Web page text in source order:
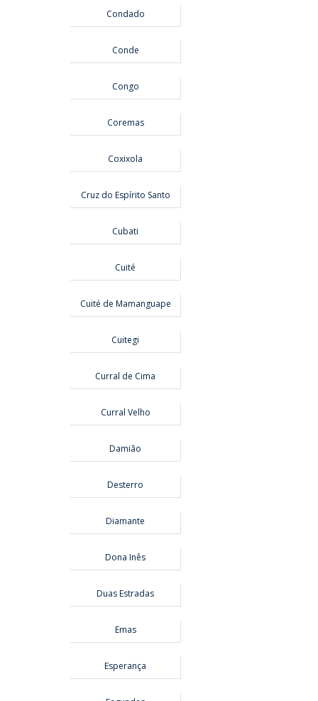
Condado
Conde
Congo
Coremas
Coxixola
Cruz do Espírito Santo
Cubati
Cuité
Cuité de Mamanguape
Cuitegi
Curral de Cima
Curral Velho
Damião
Desterro
Diamante
Dona Inês
Duas Estradas
Emas
Esperança